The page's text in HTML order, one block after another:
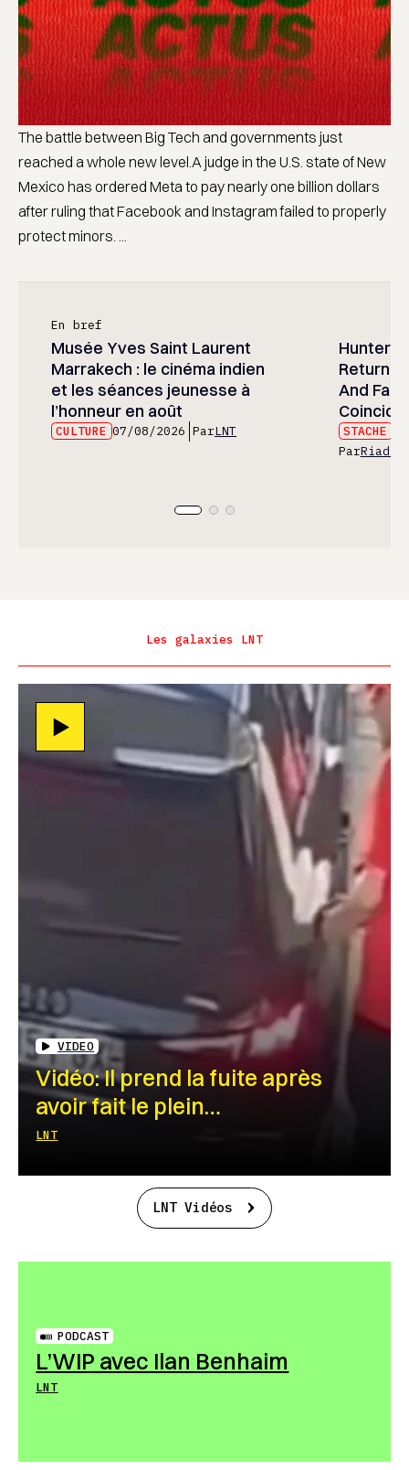
The battle between Big Tech and governments just
reached a whole new level.A judge in the U.S. state of New
Mexico has ordered Meta to pay nearly one billion dollars
after ruling that Facebook and Instagram failed to properly
protect minors. ...
En bref
Musée Yves Saint Laurent
Marrakech : le cinéma indien
et les séances jeunesse à
l’honneur en août
CULTURE 07/08/2026 ParLNT
Hunter
And
STACHE
ParRiad
Les galaxies LNT
VIDEO
Vidéo: Il prend la fuite après
avoir fait le plein…
LNT
LNT Vidéos
PODCAST
L’WIP avec Ilan Benhaim
LNT